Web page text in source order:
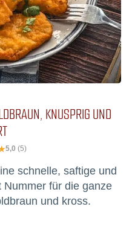
KNUSPRIG UND
5,0 (5)
schnelle, saftige und
Nummer für die ganze
und kross.